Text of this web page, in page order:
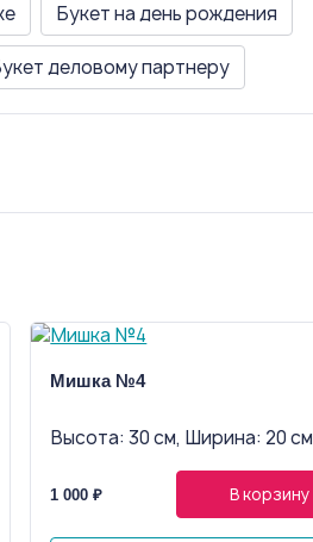
Букет на день рождения
деловому партнеру
Мишка №4
Высота: 30 см, Ширина: 20 см
1 000 ₽ В корзину